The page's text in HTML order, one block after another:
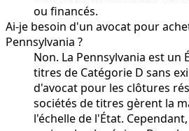
ou financés.
Ai-je besoin d'un avocat pour
Pennsylvania ?
Non. La Pennsylvania est un
titres de Catégorie D sans
d'avocat pour les clôtures
sociétés de titres gèrent la
l'échelle de l'État.